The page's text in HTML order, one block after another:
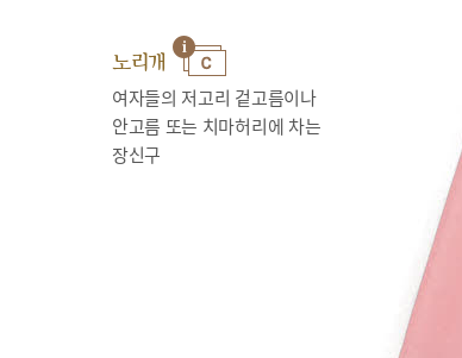
노리개
여자들의 저고리 겉고름이나
안고름 또는 치마허리에 차는
장신구